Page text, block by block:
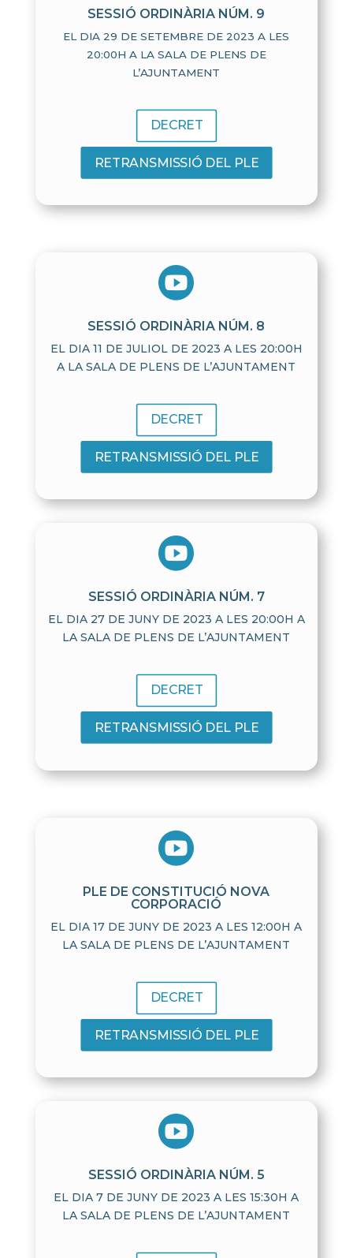
SESSIÓ ORDINÀRIA NÚM. 9
EL DIA 29 DE SETEMBRE DE 2023 A LES
20:00H A LA SALA DE PLENS DE
L’AJUNTAMENT
DECRET
RETRANSMISSIÓ DEL PLE

SESSIÓ ORDINÀRIA NÚM. 8
EL DIA 11 DE JULIOL DE 2023 A LES 20:00H
A LA SALA DE PLENS DE L’AJUNTAMENT
DECRET
RETRANSMISSIÓ DEL PLE

SESSIÓ ORDINÀRIA NÚM. 7
EL DIA 27 DE JUNY DE 2023 A LES 20:00H A
LA SALA DE PLENS DE L’AJUNTAMENT
DECRET
RETRANSMISSIÓ DEL PLE

PLE DE CONSTITUCIÓ NOVA
CORPORACIÓ
EL DIA 17 DE JUNY DE 2023 A LES 12:00H A
LA SALA DE PLENS DE L’AJUNTAMENT
DECRET
RETRANSMISSIÓ DEL PLE

SESSIÓ ORDINÀRIA NÚM. 5
EL DIA 7 DE JUNY DE 2023 A LES 15:30H A
LA SALA DE PLENS DE L’AJUNTAMENT